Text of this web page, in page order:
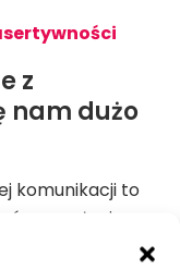
z
nam dużo
komunikacji to
w życiu
jesteśmy